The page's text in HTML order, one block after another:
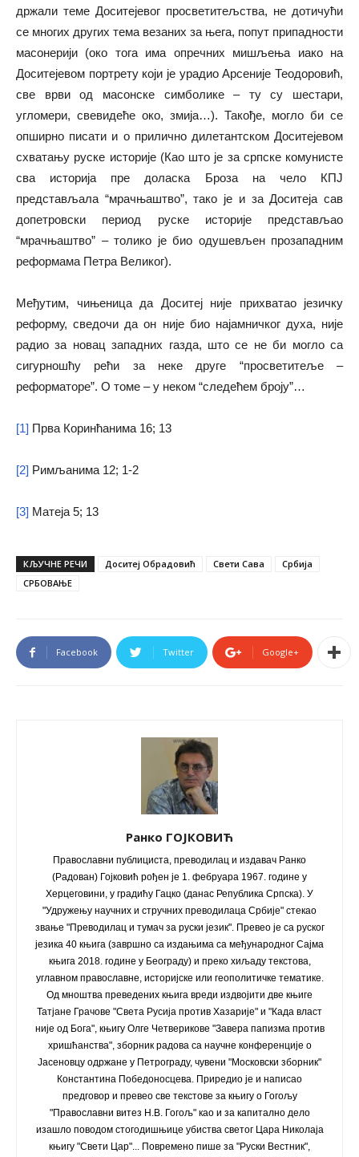
држали теме Доситејевог просветитељства, не дотичући
се многих других тема везаних за њега, попут припадности
масонерији (око тога има опречних мишљења иако на
Доситејевом портрету који је урадио Арсеније Теодоровић,
све врви од масонске симболике – ту су шестари,
угломери, свевидеће око, змија…). Такође, могло би се
опширно писати и о прилично дилетантском Доситејевом
схватању руске историје (Као што је за српске комунисте
сва историја пре доласка Броза на чело КПЈ
представљала “мрачњаштво”, тако је и за Доситеја сав
допетровски период руске историје представљао
“мрачњаштво” – толико је био одушевљен прозападним
реформама Петра Великог).
Међутим, чињеница да Доситеј није прихватао језичку
реформу, сведочи да он није био најамничког духа, није
радио за новац западних газда, што се не би могло са
сигурношћу рећи за неке друге “просветитеље –
реформаторе”. О томе – у неком “следећем броју”…
[1] Прва Коринћанима 16; 13
[2] Римљанима 12; 1-2
[3] Матеја 5; 13
КЉУЧНЕ РЕЧИ Доситеј Обрадовић Свети Сава
Србиjа
СРБОВАЊЕ
Facebook Twitter Google+
Ранко ГОЈКОВИЋ
Православни публициста, преводилац и издавач Ранко
(Радован) Гојковић рођен је 1. фебруара 1967. године у
Херцеговини, у градићу Гацко (данас Република Српска). У
"Удружењу научних и стручних преводилаца Србије" стекао
звање "Преводилац и тумач за руски језик". Превео је са руског
језика 40 књига (завршно са издањима са међународног Сајма
књига 2018. године у Београду) и преко хиљаду текстова,
углавном православне, историјске или геополитичке тематике.
Од мноштва преведених књига вреди издвојити две књиге
Татјане Грачове "Света Русија против Хазарије" и "Када власт
није од Бога", књигу Олге Четверикове "Завера папизма против
хришћанства", зборник радова са научне конференције о
Јасеновцу одржане у Петрограду, чувени "Московски зборник"
Константина Победоносцева. Приредио је и написао
предговор и превео све текстове за књигу о Гогољу
"Православни витез Н.В. Гогољ" као и за капитално дело
изашло поводом стогодишњице убиства светог Цара Николаја
књигу "Свети Цар"... Повремено пише за "Руски Вестник",